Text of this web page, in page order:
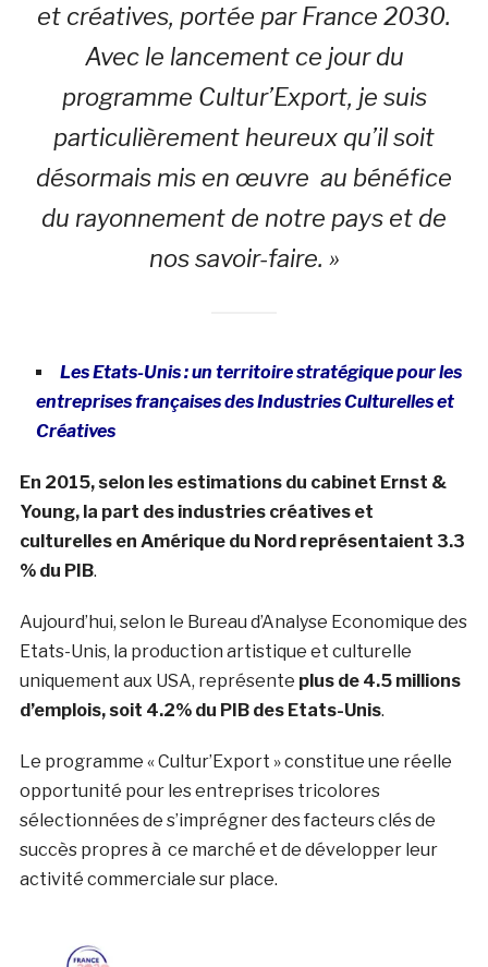
et créatives, portée par France 2030.
Avec le lancement ce jour du
programme Cultur’Export, je suis
particulièrement heureux qu’il soit
désormais mis en œuvre au bénéfice
du rayonnement de notre pays et de
nos savoir-faire. »
Les Etats-Unis : un territoire stratégique pour les
entreprises françaises des Industries Culturelles et
Créatives
En 2015, selon les estimations du cabinet Ernst &
Young, la part des industries créatives et
culturelles en Amérique du Nord représentaient 3.3
% du PIB.
Aujourd’hui, selon le Bureau d’Analyse Economique des
Etats-Unis, la production artistique et culturelle
uniquement aux USA, représente plus de 4.5 millions
d’emplois, soit 4.2% du PIB des Etats-Unis.
Le programme « Cultur’Export » constitue une réelle
opportunité pour les entreprises tricolores
sélectionnées de s’imprégner des facteurs clés de
succès propres à ce marché et de développer leur
activité commerciale sur place.